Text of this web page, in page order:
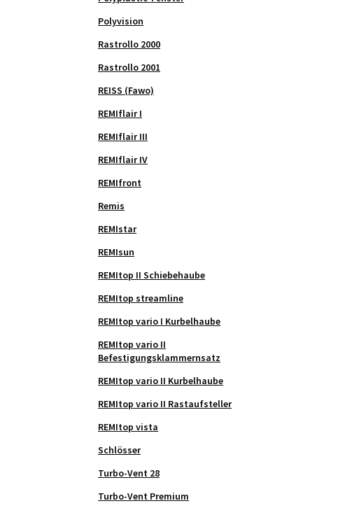
Polyvision
Rastrollo 2000
Rastrollo 2001
REISS (Fawo)
REMIflair I
REMIflair III
REMIflair IV
REMIfront
Remis
REMIstar
REMIsun
REMItop II Schiebehaube
REMItop streamline
REMItop vario I Kurbelhaube
REMItop vario II
Befestigungsklammernsatz
REMItop vario II Kurbelhaube
REMItop vario II Rastaufsteller
REMItop vista
Schlösser
Turbo-Vent 28
Turbo-Vent Premium